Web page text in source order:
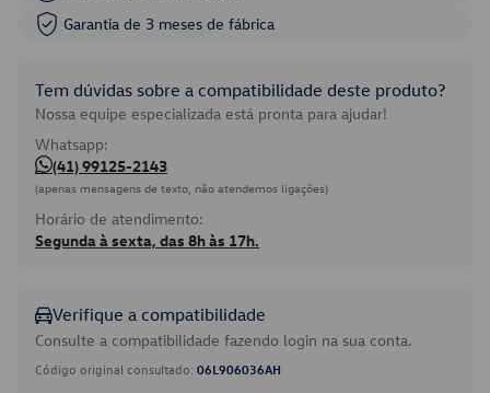
Garantia de 3 meses de fábrica
Tem dúvidas sobre a compatibilidade deste produto?
Nossa equipe especializada está pronta para ajudar!
Whatsapp:
(41) 99125-2143
(apenas mensagens de texto, não atendemos ligações)
Horário de atendimento:
Segunda à sexta, das 8h às 17h.
Verifique a compatibilidade
Consulte a compatibilidade fazendo login na sua conta.
Código original consultado: 06L906036AH